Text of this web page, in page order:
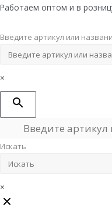
Перейти
содержимому
Работаем оптом и в
Введите артикул или
×
Искать
×